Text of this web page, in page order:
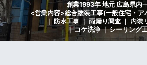
創業1993年 地元 広島県内
<営業内容>総合塗装工事(一般住宅・ア
｜ 防水工事 ｜ 雨漏り調査 ｜ 内装
｜ コケ洗浄 ｜ シーリング